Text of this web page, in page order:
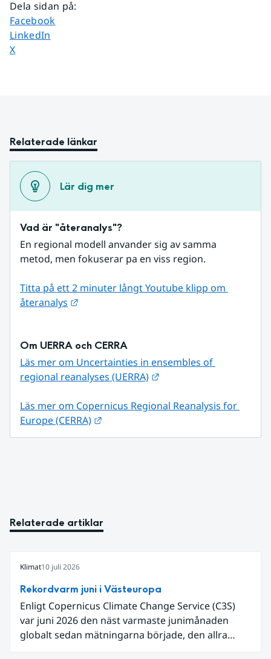
Dela sidan på:
Dela sidan på
Facebook
Dela sidan på
LinkedIn
Dela sidan på
X
Relaterade länkar
Lär dig mer
Vad är "återanalys"?
En regional modell anvander sig av samma
metod, men fokuserar pa en viss region.
Titta på ett 2 minuter långt Youtube klipp om
återanalys
Om UERRA och CERRA
Läs mer om Uncertainties in ensembles of
regional reanalyses (UERRA)
Läs mer om Copernicus Regional Reanalysis for
Europe (CERRA)
Relaterade artiklar
Klimat10 juli 2026
Rekordvarm juni i Västeuropa
Enligt Copernicus Climate Change Service (C3S)
var juni 2026 den näst varmaste junimånaden
globalt sedan mätningarna började, den allra